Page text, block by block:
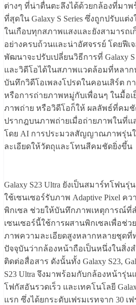
ต่างๆ ที่น่าตื่นตะลึงได้ด้วยกล้องที่มา
ที่สุดใน Galaxy S Series ซึ่งถูกปรับแต่
ในเกือบทุกสภาพแสงและยังสามารถเ
อย่างครบถ้วนและน่าอัศจรรย์ โดยฟีเจ
พัฒนาจะปรับเปลี่ยนวิธีการที่ Galaxy
และวิดีโอได้ในสภาพแวดล้อมที่หลาก
บันทึกวิดีโอเพลงโปรดในคอนเสิร์ต ก
หรือการถ่ายภาพหมู่กับเพื่อนๆ ในมื้อ
ภาพถ่าย หรือวิดีโอก็ให้ ผลลัพธ์ที่คม
ปรากฎบนภาพถ่ายเมื่อถ่ายภาพในที่แ
โดย AI การประมวลสัญญาณภาพรุ่น
ละเอียดให้วัตถุและโทนสีคมชัดยิ่งขึ้น
Galaxy S23 Ultra ยังเป็นสมาร์ทโฟนรุ่น
ใช้เซนเซอร์รับภาพ Adaptive Pixel คว
พิกเซล ช่วยให้บันทึกภาพเหตุการณ์ที่
เซนเซอร์นี้ใช้การผสานพิกเซลเพื่อช่
ภาพความละเอียดสูงหลากหลายชุดที่
ปัจจุบันว่ากล้องหน้าถือเป็นหนึ่งในสิ่ง
ติดต่อสื่อสาร ดังนั้นทั้ง Galaxy S23,
S23 Ultra จึงมาพร้อมกับกล้องหน้ารุ่
โฟกัสอันรวดเร็ว และเทคโนโลยี
แรก ซึ่งได้ยกระดับเฟรมเรทจาก 30 เ